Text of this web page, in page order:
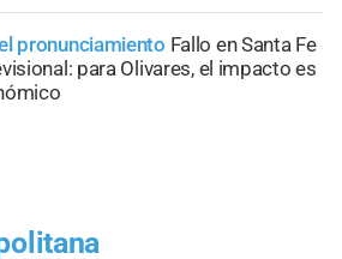
pronunciamiento Fallo en Santa Fe
para Olivares, el impacto es